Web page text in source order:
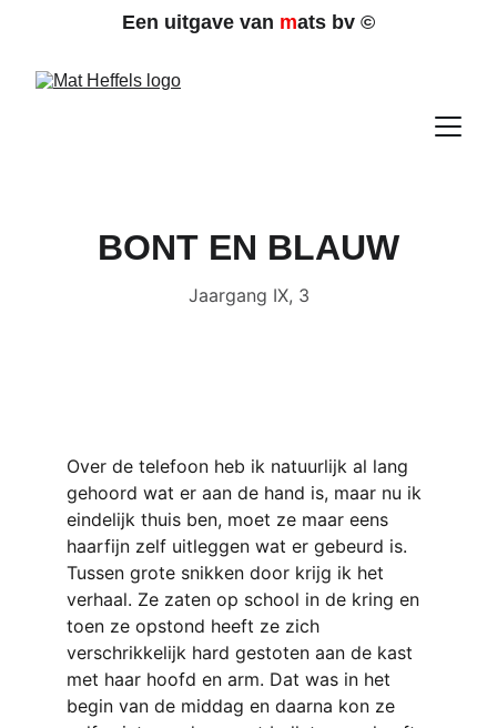
Een uitgave van mats bv ©
BONT EN BLAUW
Jaargang IX, 3
Over de telefoon heb ik natuurlijk al lang
gehoord wat er aan de hand is, maar nu ik
eindelijk thuis ben, moet ze maar eens
haarfijn zelf uitleggen wat er gebeurd is.
Tussen grote snikken door krijg ik het
verhaal. Ze zaten op school in de kring en
toen ze opstond heeft ze zich
verschrikkelijk hard gestoten aan de kast
met haar hoofd en arm. Dat was in het
begin van de middag en daarna kon ze